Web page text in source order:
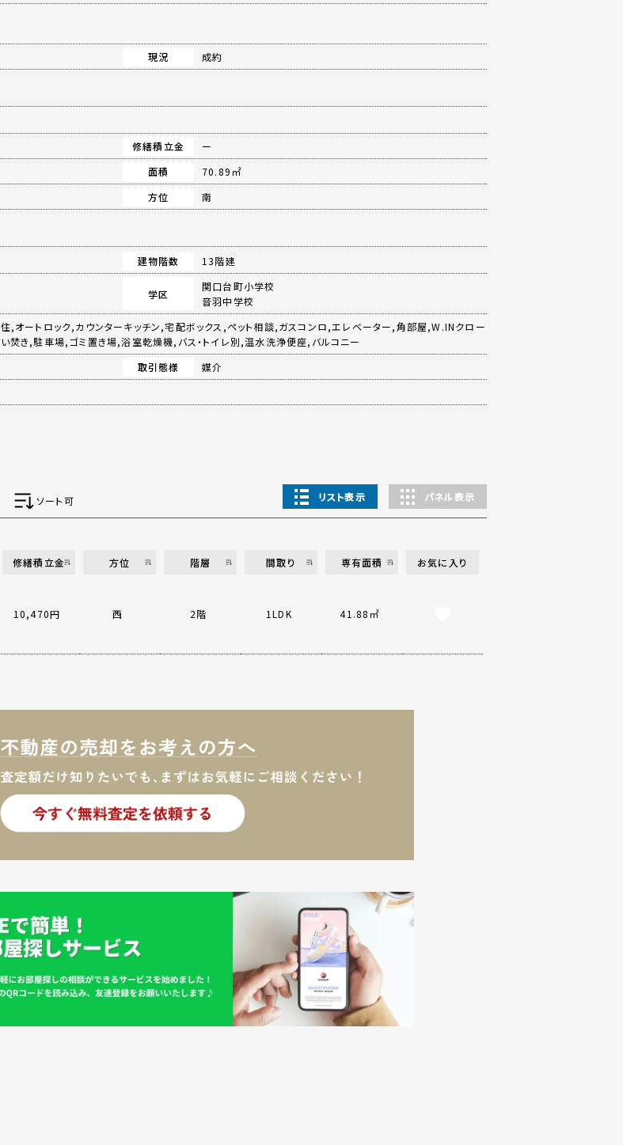
現況 成約
修繕積立金
ー
面積
70.89㎡
方位 南
建物階数 13階建
学区
関口台町小学校
音羽中学校
オートロック,カウンターキッチン,宅配ボックス,ペット相談,ガスコンロ,エレベーター,角部屋,W.INクロー
焚き,駐車場,ゴミ置き場,浴室乾燥機,バス・トイレ別,温水洗浄便座,バルコニー
取引態様
媒介
ソート可 リスト表示 パネル表示
修繕積立金 方位 階層 間取り 専有面積 お気に入り
10,470円 西 2階 1LDK 41.88㎡